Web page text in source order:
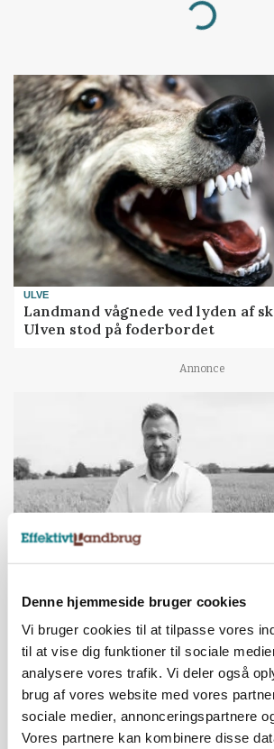
Denne hjemmeside bruger cookies
Vi bruger cookies til at tilpasse vores
til at vise dig funktioner til sociale
analysere vores trafik. Vi deler også
brug af vores website med vores
sociale medier, annonceringspartnere
Vores partnere kan kombinere disse
Loading...
ULVE
Landmand vågnede ved lyden af
Ulven stod på foderbordet
Annonce
Det er en uskik at udlægge et
økoproduktion
Annonce
HØST-TOUR
18 montører står klar i høsten: